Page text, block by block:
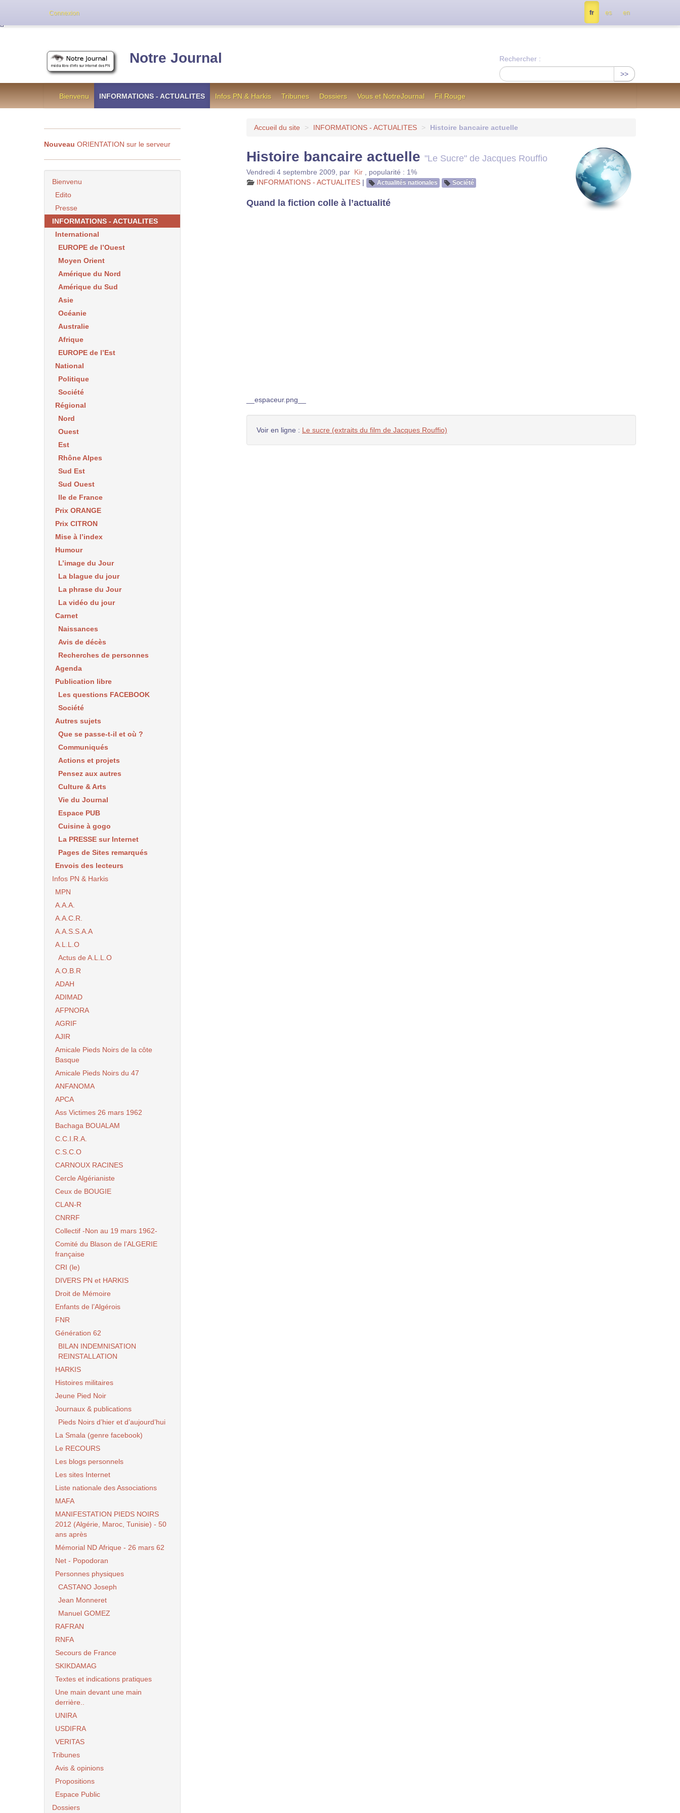
Notre Journal
Rechercher :
>>
Bienvenu INFORMATIONS - ACTUALITES Infos PN & Harkis Tribunes Dossiers Vous et NotreJournal Fil Rouge
Accueil du site > INFORMATIONS - ACTUALITES > Histoire bancaire actuelle
Histoire bancaire actuelle "Le Sucre" de Jacques Rouffio
Vendredi 4 septembre 2009 par Kir
popularité : 1%
INFORMATIONS - ACTUALITES | Actualités nationales Société
Quand la fiction colle à l’actualité
__espaceur.png__
Voir en ligne : Le sucre (extraits du film de Jacques Rouffio)
Nouveau ORIENTATION sur le serveur
Bienvenu
Edito
Presse
INFORMATIONS - ACTUALITES
International
EUROPE de l’Ouest
Moyen Orient
Amérique du Nord
Amérique du Sud
Asie
Océanie
Australie
Afrique
EUROPE de l’Est
National
Politique
Société
Régional
Nord
Ouest
Est
Rhône Alpes
Sud Est
Sud Ouest
Ile de France
Prix ORANGE
Prix CITRON
Mise à l’index
Humour
L’image du Jour
La blague du jour
La phrase du Jour
La vidéo du jour
Carnet
Naissances
Avis de décès
Recherches de personnes
Agenda
Publication libre
Les questions FACEBOOK
Société
Autres sujets
Que se passe-t-il et où ?
Communiqués
Actions et projets
Pensez aux autres
Culture & Arts
Vie du Journal
Espace PUB
Cuisine à gogo
La PRESSE sur Internet
Pages de Sites remarqués
Envois des lecteurs
Infos PN & Harkis
MPN
A.A.A.
A.A.C.R.
A.A.S.S.A.A
A.L.L.O
Actus de A.L.L.O
A.O.B.R
ADAH
ADIMAD
AFPNORA
AGRIF
AJIR
Amicale Pieds Noirs de la côte
Basque
Amicale Pieds Noirs du 47
ANFANOMA
APCA
Ass Victimes 26 mars 1962
Bachaga BOUALAM
C.C.I.R.A.
C.S.C.O
CARNOUX RACINES
Cercle Algérianiste
Ceux de BOUGIE
CLAN-R
CNRRF
Collectif -Non au 19 mars 1962-
Comité du Blason de l’ALGERIE
française
CRI (le)
DIVERS PN et HARKIS
Droit de Mémoire
Enfants de l’Algérois
FNR
Génération 62
BILAN INDEMNISATION
REINSTALLATION
HARKIS
Histoires militaires
Jeune Pied Noir
Journaux & publications
Pieds Noirs d’hier et d’aujourd’hui
La Smala (genre facebook)
Le RECOURS
Les blogs personnels
Les sites Internet
Liste nationale des Associations
MAFA
MANIFESTATION PIEDS NOIRS
2012 (Algérie, Maroc, Tunisie) - 50
ans après
Mémorial ND Afrique - 26 mars 62
Net - Popodoran
Personnes physiques
CASTANO Joseph
Jean Monneret
Manuel GOMEZ
RAFRAN
RNFA
Secours de France
SKIKDAMAG
Textes et indications pratiques
Une main devant une main
derrière..
UNIRA
USDIFRA
VERITAS
Tribunes
Avis & opinions
Propositions
Espace Public
Dossiers
Connexion fr es en
Cette version de NotreJournal représente l’ancienne formule utilisée jusqu’en octobre 2012, en cas de difficultés, contactez nous à info@notrejournal.info !